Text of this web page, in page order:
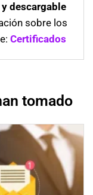
descargable
sobre los
Certificados
tomado